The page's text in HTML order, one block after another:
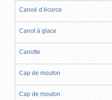
Canoë d’écorce
Canot à glace
Canotte
Cap de mouton
Cap de mouton